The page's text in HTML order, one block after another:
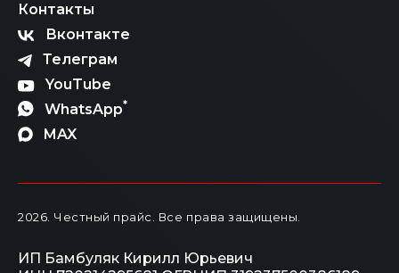
Контакты
Вконтакте
Телеграм
YouTube
WhatsApp*
MAX
2026. Честный прайс. Все права защищены.
ИП Бамбуляк Кирилл Юрьевич